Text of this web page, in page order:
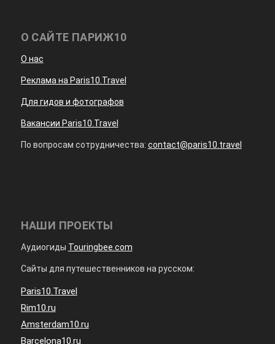
О САЙТЕ ПАРИЖ10
О нас
Реклама на Paris10.Travel
Для гидов и фотографов
Вакансии Paris10.Travel
По вопросам сотрудничества: contact@paris10.travel
НАШИ ПРОЕКТЫ
Аудиогиды Touringbee.com
Сайты для путешественников на русском:
Paris10.Travel
Rim10.ru
Amsterdam10.ru
Barcelona10.ru